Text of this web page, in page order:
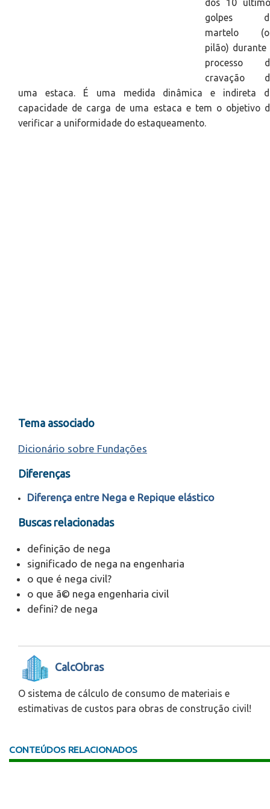
dos 10
golpes
martelo
pilão) durante
processo
cravação
uma estaca. É uma medida dinâmica e indireta
capacidade de carga de uma estaca e tem o objetivo
verificar a uniformidade do estaqueamento.
Tema associado
Dicionário sobre Fundações
Diferenças
Diferença entre Nega e Repique elástico
Buscas relacionadas
definição de nega
significado de nega na engenharia
o que é nega civil?
o que ã© nega engenharia civil
defini? de nega
CalcObras
O sistema de cálculo de consumo de materiais e
estimativas de custos para obras de construção civil!
CONTEÚDOS RELACIONADOS